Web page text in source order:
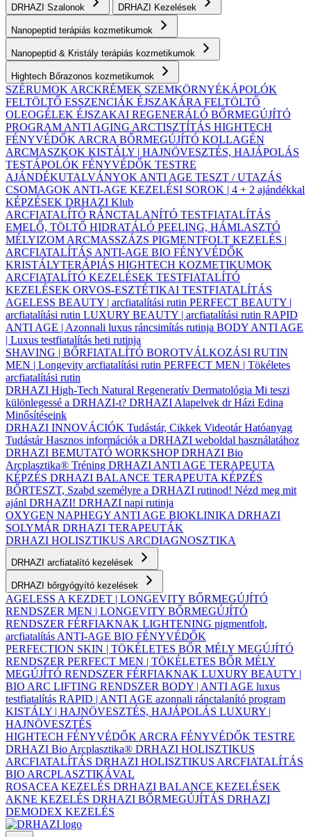
DRHAZI Szalonok DRHAZI Kezelések
Nanopeptid terápiás kozmetikumok
Nanopeptid & Kristály terápiás kozmetikumok
Hightech Bőrazonos kozmetikumok
SZÉRUMOK ARCKRÉMEK SZEMKÖRNYÉKÁPOLÓK
FELTÖLTŐ ESSZENCIÁK ÉJSZAKÁRA FELTÖLTŐ
OLEOGÉLEK ÉJSZAKAI REGENERÁLÓ BŐRMEGÚJÍTÓ
PROGRAM ANTI AGING ARCTISZTÍTÁS HIGHTECH
FÉNYVÉDŐK ARCRA BŐRMEGÚJÍTÓ KOLLAGÉN
ARCMASZKOK KISTÁLY | HAJNÖVESZTÉS, HAJÁPOLÁS
TESTÁPOLÓK FÉNYVÉDŐK TESTRE
AJÁNDÉKUTALVÁNYOK ANTI AGE TESZT / UTAZÁS
CSOMAGOK ANTI-AGE KEZELÉSI SOROK | 4 + 2 ajándékkal
KÉPZÉSEK DRHAZI Klub
ARCFIATALÍTÓ RÁNCTALANÍTÓ TESTFIATALÍTÁS
EMELŐ, TÖLTŐ HIDRATÁLÓ PEELING, HÁMLASZTÓ
MÉLYIZOM ARCMASSZÁZS PIGMENTFOLT KEZELÉS |
ARCFIATALÍTÁS ANTI-AGE BIO FÉNYVÉDŐK
KRISTÁLYTERÁPIÁS HIGHTECH KOZMETIKUMOK
ARCFIATALÍTÓ KEZELÉSEK TESTFIATALÍTÓ
KEZELÉSEK ORVOS-ESZTÉTIKAI TESTFIATALÍTÁS
AGELESS BEAUTY | arcfiatalítási rutin PERFECT BEAUTY |
arcfiatalítási rutin LUXURY BEAUTY | arcfiatalítási rutin RAPID
ANTI AGE | Azonnali luxus ráncsimítás rutinja BODY ANTI AGE
| Luxus testfiatalítás heti rutinja
SHAVING | BŐRFIATALÍTÓ BOROTVÁLKOZÁSI RUTIN
MEN | Longevity arcfiatalítási rutin PERFECT MEN | Tökéletes
arcfiatalítási rutin
DRHAZI High-Tech Natural Regeneratív Dermatológia Mi teszi
különlegessé a DRHAZI-t? DRHAZI Alapelvek dr Házi Edina
Minősítéseink
DRHAZI INNOVÁCIÓK Tudástár, Cikkek VideotárHatóanyag
TudástárHasznos információk a DRHAZI weboldal használatához
DRHAZI BEMUTATÓ WORKSHOPDRHAZI Bio
Arcplasztika® Tréning DRHAZI ANTI AGE TERAPEUTA
KÉPZÉS DRHAZI BALANCE TERAPEUTA KÉPZÉS
BŐRTESZT, Szabd személyre a DRHAZI rutinod! Nézd meg mit
ajánl DRHAZI! DRHAZI napi rutinja
OXYGEN NAPHEGY ANTI AGE BIOKLINIKA DRHAZI
SOLYMÁR DRHAZI TERAPEUTÁK
DRHAZI HOLISZTIKUS ARCDIAGNOSZTIKA
DRHAZI arcfiatalító kezelések
DRHAZI bőrgyógyító kezelések
AGELESS A KEZDET | LONGEVITY BŐRMEGÚJÍTÓ
RENDSZER MEN | LONGEVITY BŐRMEGÚJÍTÓ
RENDSZER FÉRFIAKNAK LIGHTENING pigmentfolt,
arcfiatalítás ANTI-AGE BIO FÉNYVÉDŐK
PERFECTION SKIN | TÖKÉLETES BŐR MÉLY MEGÚJÍTÓ
RENDSZER PERFECT MEN | TÖKÉLETES BŐR MÉLY
MEGÚJÍTÓ RENDSZER FÉRFIAKNAK LUXURY BEAUTY |
BIO ARC LIFTING RENDSZER BODY | ANTI AGE luxus
testfiatalítás RAPID | ANTI AGE azonnali ránctalanító program
KISTÁLY | HAJNÖVESZTÉS, HAJÁPOLÁS LUXURY |
HAJNÖVESZTÉS
HIGHTECH FÉNYVÉDŐK ARCRA FÉNYVÉDŐK TESTRE
DRHAZI Bio Arcplasztika® DRHAZI HOLISZTIKUS
ARCFIATALÍTÁS DRHAZI HOLISZTIKUS ARCFIATALÍTÁS
BIO ARCPLASZTIKÁVAL
ROSACEA KEZELÉS DRHAZI BALANCE KEZELÉSEK
AKNE KEZELÉS DRHAZI BŐRMEGÚJÍTÁS DRHAZI
DEMODEX KEZELÉS